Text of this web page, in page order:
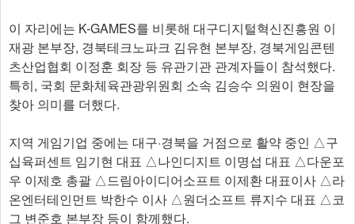
이 자리에는 K-GAMES를 비롯해 대구디지털혁신진흥원 이
재광 본부장, 경북테크노파크 김유현 본부장, 경북게임콘텐
츠산업협회 이정훈 회장 등 유관기관 관계자들이 참석했다.
특히, 국회 문화체육관광위원회 소속 김승수 의원이 현장을
찾아 의미를 더했다.
지역 게임기업 중에는 대구·경북을 거점으로 활약 중인 △구
십육퍼센트 임기현 대표 △나인디지트 이명섭 대표 △다운포
우 이제호 총괄 △드림아이디어소프트 이제환 대표이사 △라
온엔터테인먼트 박한수 이사 △원더소프트 류지수 대표 △코
그 변준호 본부장 등이 함께했다.